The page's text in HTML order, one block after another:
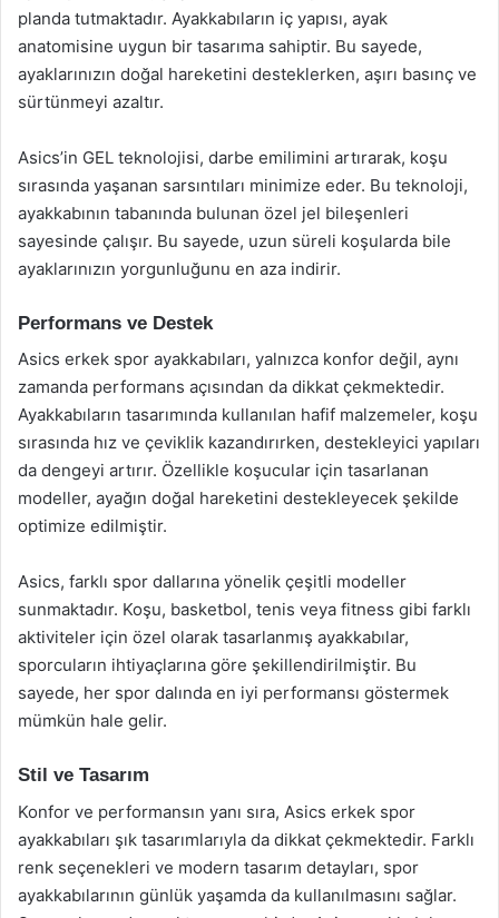
planda tutmaktadır. Ayakkabıların iç yapısı, ayak
anatomisine uygun bir tasarıma sahiptir. Bu sayede,
ayaklarınızın doğal hareketini desteklerken, aşırı basınç ve
sürtünmeyi azaltır.
Asics’in GEL teknolojisi, darbe emilimini artırarak, koşu
sırasında yaşanan sarsıntıları minimize eder. Bu teknoloji,
ayakkabının tabanında bulunan özel jel bileşenleri
sayesinde çalışır. Bu sayede, uzun süreli koşularda bile
ayaklarınızın yorgunluğunu en aza indirir.
Performans ve Destek
Asics erkek spor ayakkabıları, yalnızca konfor değil, aynı
zamanda performans açısından da dikkat çekmektedir.
Ayakkabıların tasarımında kullanılan hafif malzemeler, koşu
sırasında hız ve çeviklik kazandırırken, destekleyici yapıları
da dengeyi artırır. Özellikle koşucular için tasarlanan
modeller, ayağın doğal hareketini destekleyecek şekilde
optimize edilmiştir.
Asics, farklı spor dallarına yönelik çeşitli modeller
sunmaktadır. Koşu, basketbol, tenis veya fitness gibi farklı
aktiviteler için özel olarak tasarlanmış ayakkabılar,
sporcuların ihtiyaçlarına göre şekillendirilmiştir. Bu
sayede, her spor dalında en iyi performansı göstermek
mümkün hale gelir.
Stil ve Tasarım
Konfor ve performansın yanı sıra, Asics erkek spor
ayakkabıları şık tasarımlarıyla da dikkat çekmektedir. Farklı
renk seçenekleri ve modern tasarım detayları, spor
ayakkabılarının günlük yaşamda da kullanılmasını sağlar.